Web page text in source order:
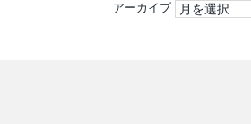
アーカイブ